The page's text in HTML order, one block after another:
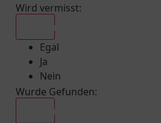
Wird vermisst:
Egal
Ja
Nein
Wurde Gefunden: